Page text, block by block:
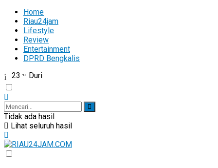
Home
Riau24jam
Lifestyle
Review
Entertainment
DPRD Bengkalis
23 °C Duri
Tidak ada hasil
Lihat seluruh hasil